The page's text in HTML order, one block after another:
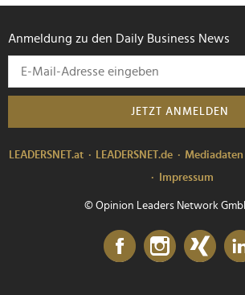
Anmeldung zu den Daily Business News
JETZT ANMELDEN
LEADERSNET.at LEADERSNET.de Mediadaten
Impressum
© Opinion Leaders Network